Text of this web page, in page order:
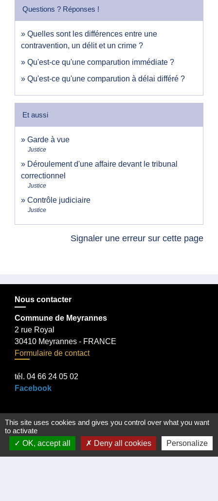
Questions ? Réponses !
Quelles sont les différences entre une
contravention, un délit et un crime ?
Qu'est-ce qu'une comparution immédiate ?
Qu'est-ce qu'une comparution à délai différé ?
Et aussi
Garde à vue
Justice
Déroulement d'une affaire devant le tribunal
correctionnel
Justice
Contrôle judiciaire
Justice
Signaler une erreur sur cette page
Nous contacter
Commune de Meyrannes
2 rue Royal
30410 Meyrannes - FRANCE
Formulaire de contact
tél. 04 66 24 05 02
Facebook
Liens
Certificat d'immatriculation
This site uses cookies and gives you control over what you want
to activate
OK, accept all
Deny all cookies Personalize